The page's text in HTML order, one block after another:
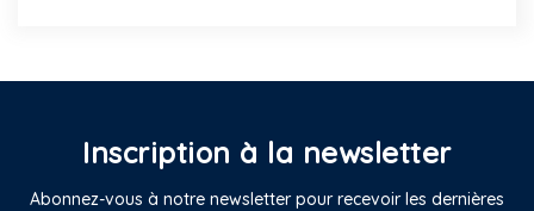
Inscription à la newsletter
Abonnez-vous à notre newsletter pour recevoir les dernières